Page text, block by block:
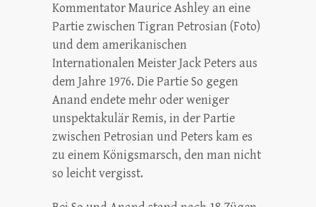
Kommentator Maurice Ashley an eine
Partie zwischen Tigran Petrosian (Foto)
und dem amerikanischen
Internationalen Meister Jack Peters aus
dem Jahre 1976. Die Partie So gegen
Anand endete mehr oder weniger
unspektakulär Remis, in der Partie
zwischen Petrosian und Peters kam es
zu einem Königsmarsch, den man nicht
so leicht vergisst.